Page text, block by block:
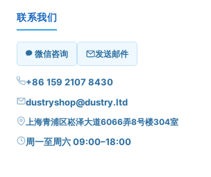
联系我们
微信咨询 发送邮件
+86 159 2107 8430
dustryshop@dustry.ltd
上海青浦区崧泽大道6066弄8号楼304室
周一至周六 09:00–18:00